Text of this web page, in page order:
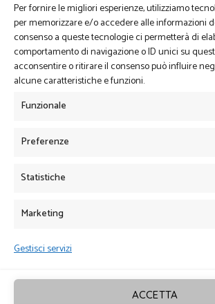
Per fornire le migliori esperienze, utilizziamo
per memorizzare e/o accedere alle informazioni
consenso a queste tecnologie ci permetterà di
comportamento di navigazione o ID unici su
acconsentire o ritirare il consenso può influire
alcune caratteristiche e funzioni.
Funzionale
Preferenze
Statistiche
Marketing
Gestisci servizi
ACCETTA